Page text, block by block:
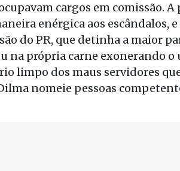
cargos em comissão.
enérgica aos escândalos,
do PR, que detinha a maior
na própria carne exonerando
limpo dos maus servidores
nomeie pessoas